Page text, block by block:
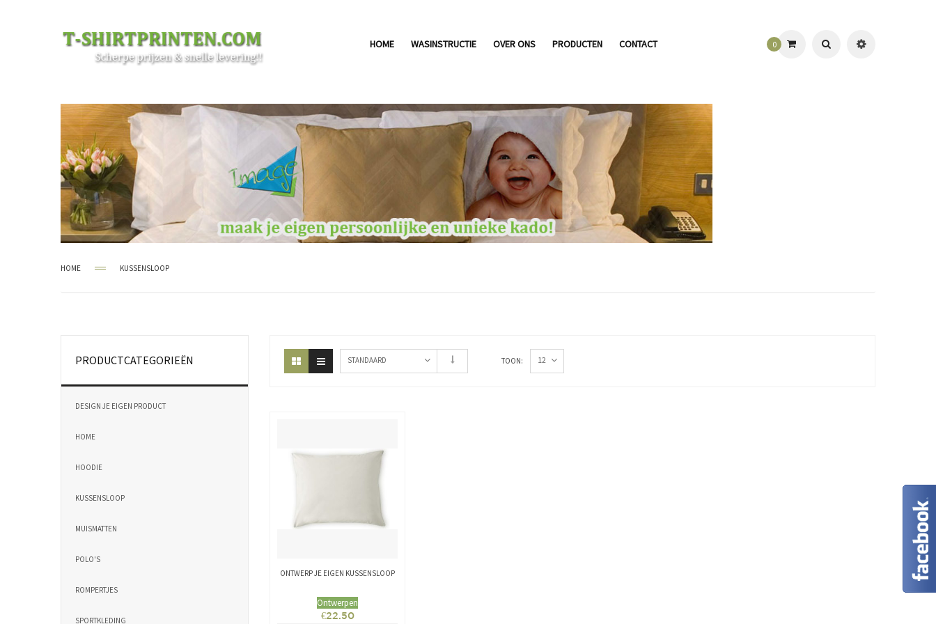
HOME WASINSTRUCTIE OVER ONS PRODUCTEN CONTACT 0
HOME KUSSENSLOOP
PRODUCTCATEGORIEËN
DESIGN JE EIGEN PRODUCT
HOME
HOODIE
KUSSENSLOOP
MUISMATTEN
POLO'S
ROMPERTJES
SPORTKLEDING
STANDAARD TOON: 12
ONTWERP JE EIGEN KUSSENSLOOP
Ontwerpen
€22.50